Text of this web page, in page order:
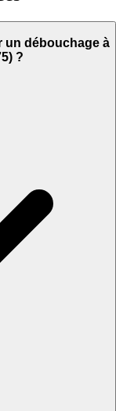
un débouchage à
?